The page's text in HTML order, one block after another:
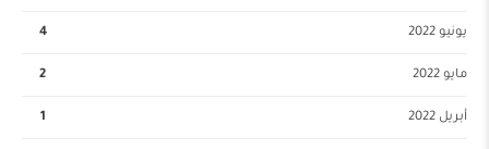
يونيو 2022 4
مايو 2022 2
أبريل 2022 1